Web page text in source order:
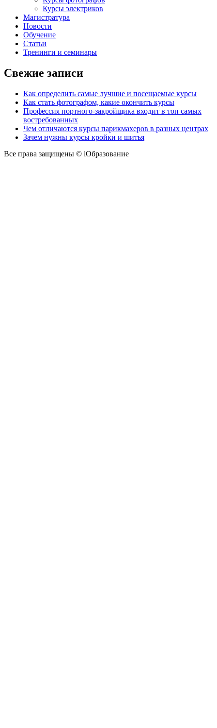
Курсы электриков
Магистратура
Новости
Обучение
Статьи
Тренинги и семинары
Свежие записи
Как определить самые лучшие и посещаемые курсы
Как стать фотографом, какие окончить курсы
Профессия портного-закройщика входит в топ самых
востребованных
Чем отличаются курсы парикмахеров в разных центрах
Зачем нужны курсы кройки и шитья
Все права защищены © iОбразование